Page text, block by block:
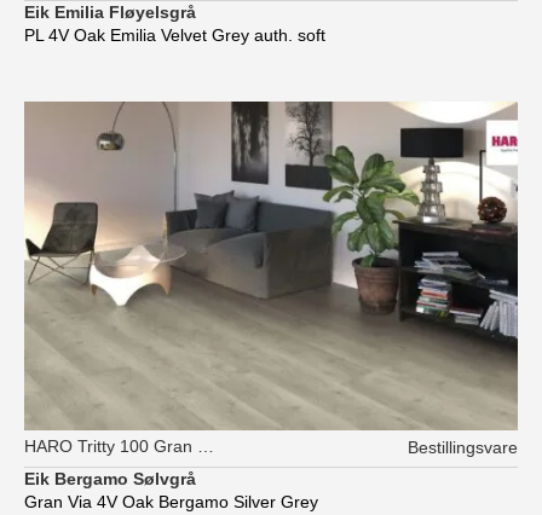
Eik Emilia Fløyelsgrå
PL 4V Oak Emilia Velvet Grey auth. soft
Bestillingsvare
Eik Bergamo Sølvgrå
Gran Via 4V Oak Bergamo Silver Grey